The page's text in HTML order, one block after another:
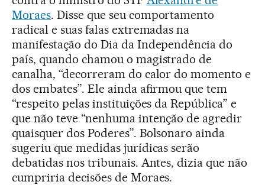
Moraes. Disse que seu comportamento
radical e suas falas extremadas na
manifestação do Dia da Independência do
país, quando chamou o magistrado de
canalha, “decorreram do calor do momento e
dos embates”. Ele ainda afirmou que tem
“respeito pelas instituições da República” e
que não teve “nenhuma intenção de agredir
quaisquer dos Poderes”. Bolsonaro ainda
sugeriu que medidas jurídicas serão
debatidas nos tribunais. Antes, dizia que não
cumpriria decisões de Moraes.